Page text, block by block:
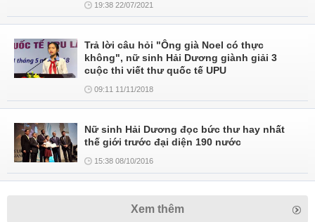
19:38 22/07/2021
Trả lời câu hỏi "Ông già Noel có thực
không", nữ sinh Hải Dương giành giải 3
cuộc thi viết thư quốc tế UPU
09:11 11/11/2018
Nữ sinh Hải Dương đọc bức thư hay nhất
thế giới trước đại diện 190 nước
15:38 08/10/2016
Xem thêm